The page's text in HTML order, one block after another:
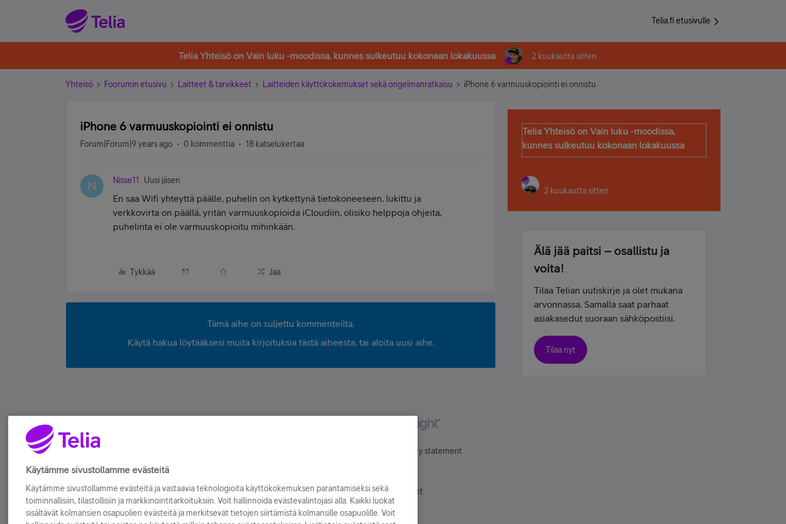
Telia.fi etusivulle
Telia Yhteisö on Vain luku -moodissa, kunnes sulkeutuu kokonaan lokakuussa 2 kuukautta sitten
Yhteisö Foorumin etusivu Laitteet & tarvikkeet Laitteiden käyttökokemukset sekä ongelmanratkaisu iPhone 6 varmuuskopiointi ei onnistu
iPhone 6 varmuuskopiointi ei onnistu
Forum|Forum|9 years ago 0 kommenttia 18 katselukertaa
N Nisse11 Uusi jäsen
En saa Wifi yhteyttä päälle, puhelin on kytkettynä tietokoneeseen, lukittu ja
verkkovirta on päällä, yritän varmuuskopioida iCloudiin, olisiko helppoja ohjeita,
puhelinta ei ole varmuuskopioitu mihinkään.
Tykkää Jaa
Tämä aihe on suljettu kommenteilta.
Käytä hakua löytääksesi muita kirjoituksia tästä aiheesta, tai aloita uusi aihe.
Telia Yhteisö on Vain luku -moodissa,
kunnes sulkeutuu kokonaan lokakuussa
2 kuukautta sitten
Älä jää paitsi – osallistu ja
voita!
Tilaa Telian uutiskirje ja olet mukana
arvonnassa. Samalla saat parhaat
asiakasedut suoraan sähköpostiisi.
Tilaa nyt
Accessibility statement
Evästeasetukset
Käytämme sivustollamme evästeitä
Käytämme sivustollamme evästeitä ja vastaavia teknologioita käyttökokemuksen parantamiseksi sekä
toiminnallisiin, tilastollisiin ja markkinointitarkoituksiin. Voit hallinnoida evästevalintojasi alla. Kaikki luokat
sisältävät kolmansien osapuolien evästeitä ja merkitsevät tietojen siirtämistä kolmansille osapuolille. Voit